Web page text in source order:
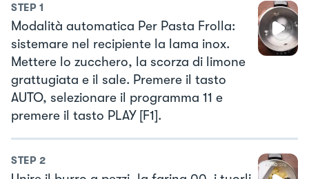
STEP 1
Modalità automatica Per Pasta Frolla:
sistemare nel recipiente la lama inox.
Mettere lo zucchero, la scorza di limone
grattugiata e il sale. Premere il tasto
AUTO, selezionare il programma 11 e
premere il tasto PLAY [F1].
STEP 2